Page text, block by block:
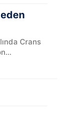
Crans